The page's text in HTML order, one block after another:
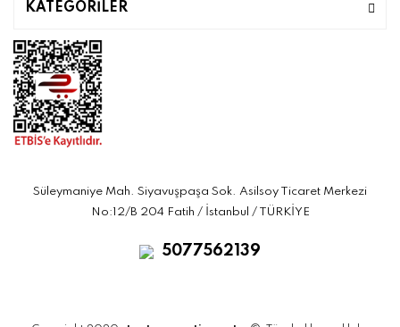
KATEGORİLER
Süleymaniye Mah. Siyavuşpaşa Sok. Asilsoy Ticaret Merkezi
No:12/B 204 Fatih / İstanbul / TÜRKİYE
5077562139